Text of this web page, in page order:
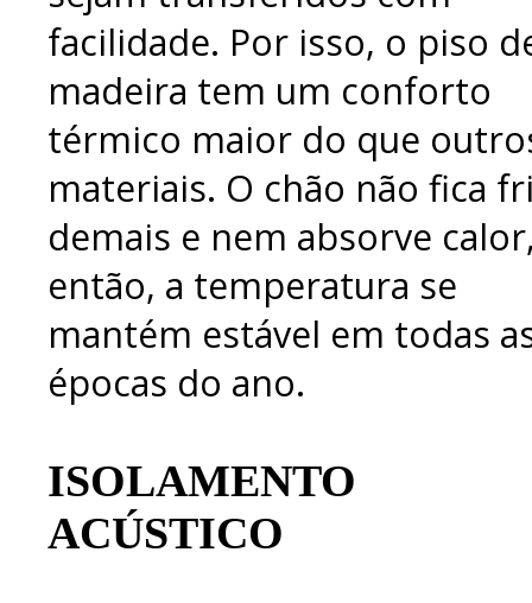
facilidade. Por isso, o piso
madeira tem um conforto
térmico maior do que
materiais. O chão não fica
demais e nem absorve
então, a temperatura se
mantém estável em todas
épocas do ano.
ISOLAMENTO
ACÚSTICO